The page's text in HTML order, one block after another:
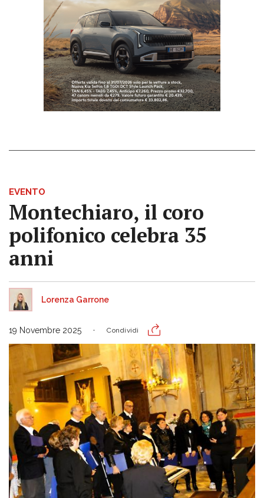
EVENTO
Montechiaro, il coro
polifonico celebra 35
anni
Lorenza Garrone
19 Novembre 2025 Condividi